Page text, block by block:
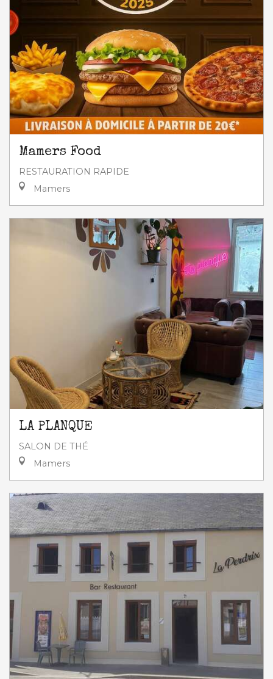
Mamers Food
RESTAURATION RAPIDE
Mamers
LA PLANQUE
SALON DE THÉ
Mamers